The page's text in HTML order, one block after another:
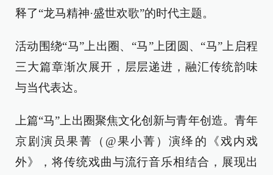
释了“龙马精神·盛世欢歌”的时代主题。
活动围绕“马”上出圈、“马”上团圆、“马”上启程
三大篇章渐次展开，层层递进，融汇传统韵味
与当代表达。
上篇“马”上出圈聚焦文化创新与青年创造。青年
京剧演员果菁（@果小菁）演绎的《戏内戏
外》，将传统戏曲与流行音乐相结合，展现出